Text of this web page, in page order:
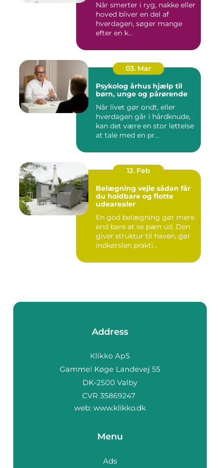
Når smerter i ryg, nakke eller
hoved bliver en del af
hverdagen, søger mange
efter en k...
03. Mar
Psykolog århus hjælp til
børn, unge og pårørende
Når livet gør ondt, eller
hverdagen går i hårdknude,
kan det være en stor lettelse
at tale med en pr...
12. Feb
Belægning vejle sådan får
du holdbare og flotte
udearealer
En god belægning gør mere
end bare at se pæn ud. Den
giver struktur til haven, gør
indkørslen prakti...
Address
web: www.klikko.dk
Menu
Ads